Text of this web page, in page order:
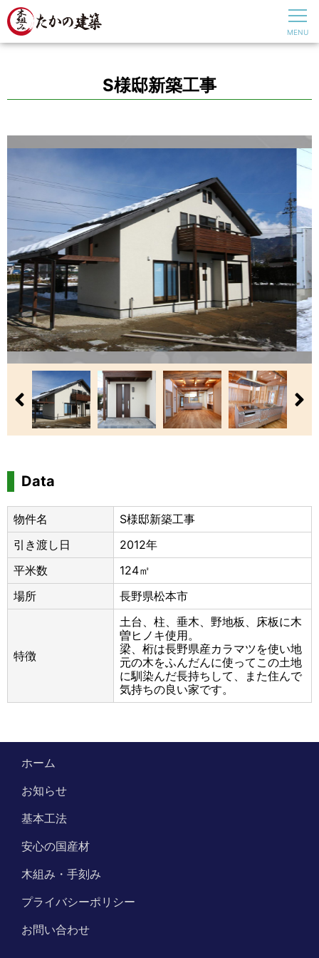
S様邸新築工事
Data
物件名
S様邸新築工事
引き渡し日
2012年
平米数
124㎡
場所
長野県松本市
特徴
土台、柱、垂木、野地板、床板に木
曽ヒノキ使用。
梁、桁は長野県産カラマツを使い地
元の木をふんだんに使ってこの土地
に馴染んだ長持ちして、また住んで
気持ちの良い家です。
ホーム
お知らせ
基本工法
安心の国産材
木組み・手刻み
プライバシーポリシー
お問い合わせ